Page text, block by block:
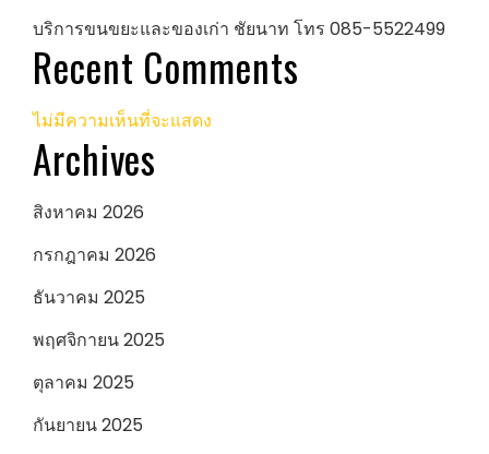
บริการขนขยะและของเก่า ชัยนาท โทร 085-5522499
Recent Comments
ไม่มีความเห็นที่จะแสดง
Archives
สิงหาคม 2026
กรกฎาคม 2026
ธันวาคม 2025
พฤศจิกายน 2025
ตุลาคม 2025
กันยายน 2025